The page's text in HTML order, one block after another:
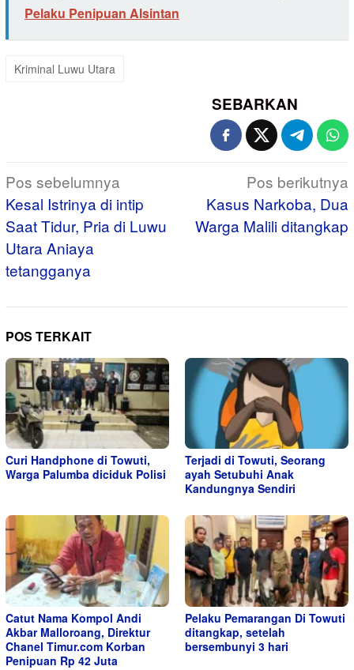
Pelaku Penipuan Alsintan
Kriminal Luwu Utara
SEBARKAN
Navigasi
pos
Pos sebelumnya
Kesal Istrinya di intip
Saat Tidur, Pria di Luwu
Utara Aniaya
tetangganya
Pos berikutnya
Kasus Narkoba, Dua
Warga Malili ditangkap
POS TERKAIT
Curi Handphone di Towuti,
Warga Palumba diciduk Polisi
Terjadi di Towuti, Seorang
ayah Setubuhi Anak
Kandungnya Sendiri
Catut Nama Kompol Andi
Akbar Malloroang, Direktur
Chanel Timur.com Korban
Penipuan Rp 42 Juta
Pelaku Pemarangan Di Towuti
ditangkap, setelah
bersembunyi 3 hari